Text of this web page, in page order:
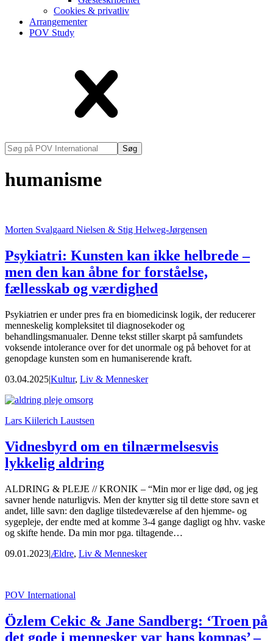
Cookies & privatliv
Arrangementer
POV Study
Søg
på
International
humanisme
Morten Svalgaard Nielsen & Stig Helweg-Jørgensen
Psykiatri: Kunsten kan ikke helbrede –
men den kan åbne for forståelse,
fællesskab og værdighed
Psykiatrien er under pres fra en biomedicinsk logik, der reducerer
menneskelig kompleksitet til diagnosekoder og
behandlingsmanualer. Denne tekst stiller skarpt på samfundets
voksende intolerance over for det unormale og på behovet for at
genopdage kunsten som en humaniserende kraft.
03.04.2025|Kultur, Liv & Mennesker
Lars Kiilerich Laustsen
Vidnesbyrd om en tilnærmelsesvis
lykkelig aldring
ALDRING & PLEJE // KRONIK – “Min mor er lige død, og jeg
savner hende naturligvis. Men der knytter sig til dette store savn et
andet, lille savn: den daglige tilstedeværelse af den hjemme- og
sygepleje, der endte med at komme 3-4 gange dagligt og hhv. vaske
og skifte hende. Da min mor pga. tiltagende…
09.01.2023|Ældre, Liv & Mennesker
POV International
Özlem Cekic & Jane Sandberg: ‘Troen på
det gode i mennesker var hans kompas’ –